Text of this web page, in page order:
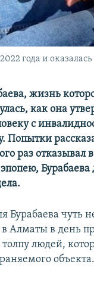
года и
жизнь
как она
с
раз отказывал
Бурабаева чуть
Алматы в день
людей,